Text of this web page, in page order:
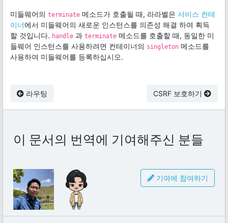
미들웨어의 terminate 메소드가 호출될 때, 라라벨은 서비스 컨테
이너에서 미들웨어의 새로운 인스턴스를 의존성 해결 하여 획득
할 것입니다. handle 과 terminate 메소드를 호출할 때, 동일한 미
들웨어 인스턴스를 사용하려면 컨테이너의 singleton 메소드를
사용하여 미들웨어를 등록하십시오.
라우팅 CSRF 보호하기
이 문서의 번역에 기여해주신 분들
기여에 참여하기